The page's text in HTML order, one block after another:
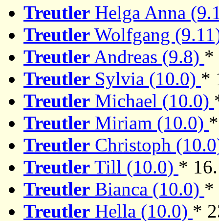
Treutler Helga Anna
Treutler Wolfgang
Treutler Andreas (9.8) *
Treutler Sylvia (10.0) *
Treutler Michael (10.0)
Treutler Miriam (10.0)
Treutler Christoph
Treutler Till (10.0) *
Treutler Bianca (10.0) *
Treutler Hella (10.0) *